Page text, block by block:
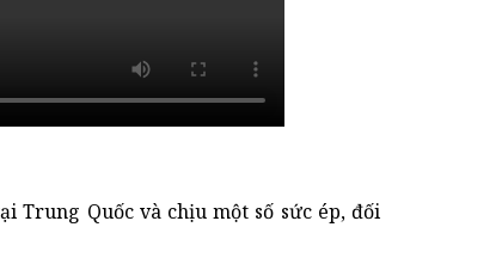
Trung Quốc và chịu một số sức ép, đối